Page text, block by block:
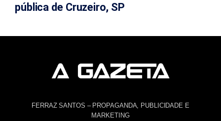
pública de Cruzeiro, SP
FERRAZ SANTOS – PROPAGANDA, PUBLICIDADE E
MARKETING